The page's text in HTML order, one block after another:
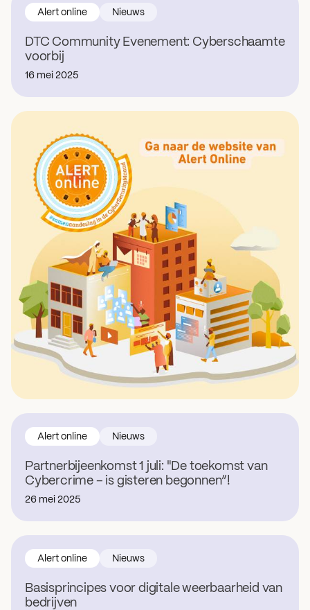
DTC Community Evenement: Cyberschaamte
voorbij
Alert online Nieuws
16 mei 2025
Partnerbijeenkomst 1 juli: "De toekomst van
Cybercrime – is gisteren begonnen”!
Alert online Nieuws
26 mei 2025
Basisprincipes voor digitale weerbaarheid van
bedrijven
Alert online Nieuws